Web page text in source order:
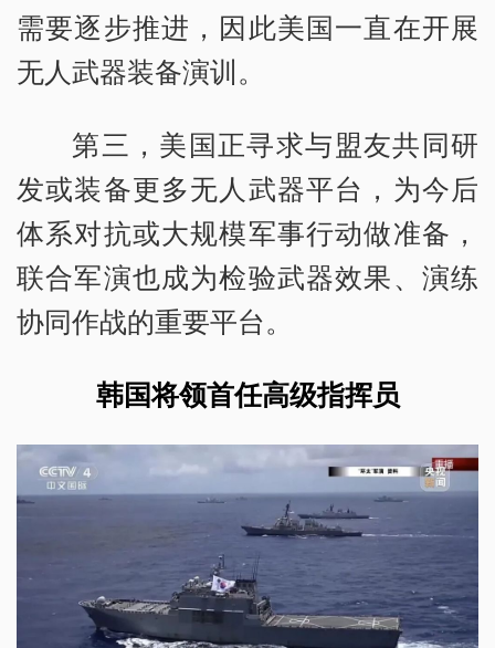
需要逐步推进，因此美国一直在开展
无人武器装备演训。
第三，美国正寻求与盟友共同研
发或装备更多无人武器平台，为今后
体系对抗或大规模军事行动做准备，
联合军演也成为检验武器效果、演练
协同作战的重要平台。
韩国将领首任高级指挥员